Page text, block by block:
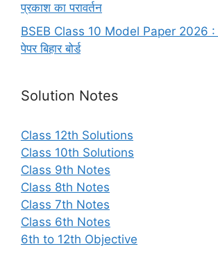
प्रकाश का परावर्तन
BSEB Class 10 Model Paper 2026 :
पेपर बिहार बोर्ड
Solution Notes
Class 12th Solutions
Class 10th Solutions
Class 9th Notes
Class 8th Notes
Class 7th Notes
Class 6th Notes
6th to 12th Objective